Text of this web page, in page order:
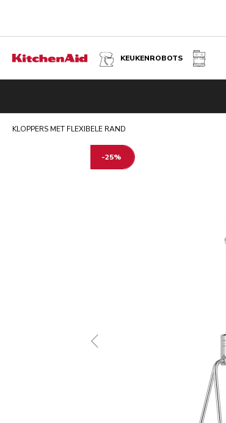
KEUKENROBOTS
KLOPPERS MET FLEXIBELE RAND
-25%